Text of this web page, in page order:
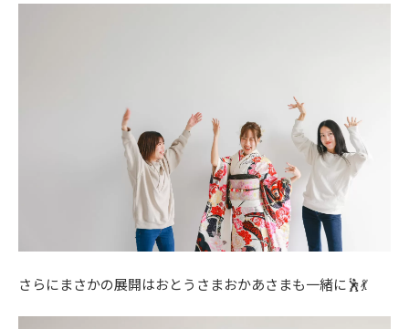
さらにまさかの展開はおとうさまおかあさまも一緒に🕺💃